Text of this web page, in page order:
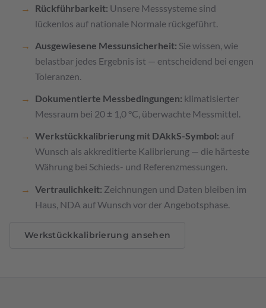
Rückführbarkeit: Unsere Messsysteme sind
lückenlos auf nationale Normale rückgeführt.
Ausgewiesene Messunsicherheit: Sie wissen, wie
belastbar jedes Ergebnis ist — entscheidend bei engen
Toleranzen.
Dokumentierte Messbedingungen: klimatisierter
Messraum bei 20 ± 1,0 °C, überwachte Messmittel.
Werkstückkalibrierung mit DAkkS-Symbol: auf
Wunsch als akkreditierte Kalibrierung — die härteste
Währung bei Schieds- und Referenzmessungen.
Vertraulichkeit: Zeichnungen und Daten bleiben im
Haus, NDA auf Wunsch vor der Angebotsphase.
Werkstückkalibrierung ansehen